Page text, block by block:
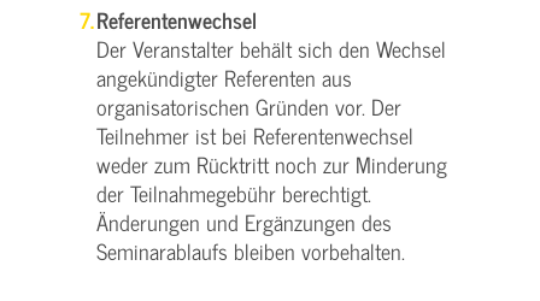
Referentenwechsel
Der Veranstalter behält sich den Wechsel
angekündigter Referenten aus
organisatorischen Gründen vor. Der
Teilnehmer ist bei Referentenwechsel
weder zum Rücktritt noch zur Minderung
der Teilnahmegebühr berechtigt.
Änderungen und Ergänzungen des
Seminarablaufs bleiben vorbehalten.